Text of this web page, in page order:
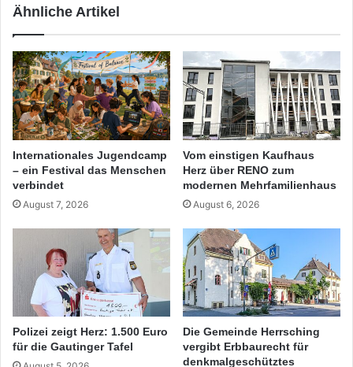
Ähnliche Artikel
Internationales Jugendcamp
– ein Festival das Menschen
verbindet
August 7, 2026
Vom einstigen Kaufhaus
Herz über RENO zum
modernen Mehrfamilienhaus
August 6, 2026
Polizei zeigt Herz: 1.500 Euro
für die Gautinger Tafel
Die Gemeinde Herrsching
vergibt Erbbaurecht für
denkmalgeschütztes